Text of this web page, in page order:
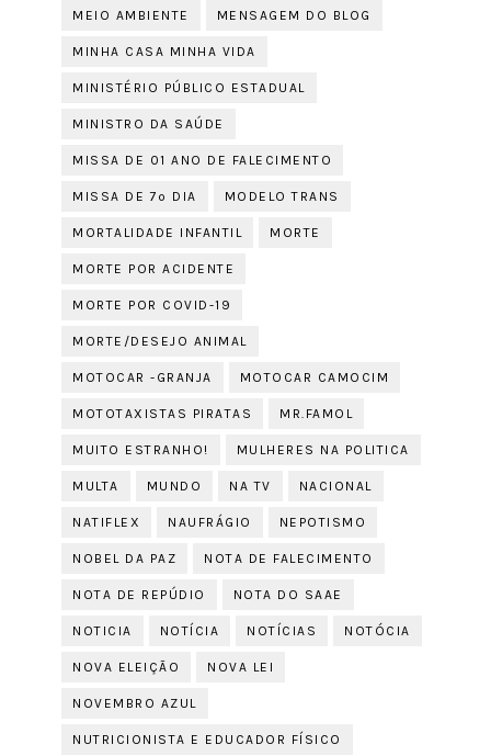
MEIO AMBIENTE MENSAGEM DO BLOG
MINHA CASA MINHA VIDA
MINISTÉRIO PÚBLICO ESTADUAL
MINISTRO DA SAÚDE
MISSA DE 01 ANO DE FALECIMENTO
MISSA DE 7º DIA MODELO TRANS
MORTALIDADE INFANTIL MORTE
MORTE POR ACIDENTE
MORTE POR COVID-19
MORTE/DESEJO ANIMAL
MOTOCAR -GRANJA MOTOCAR CAMOCIM
MOTOTAXISTAS PIRATAS MR.FAMOL
MUITO ESTRANHO! MULHERES NA POLITICA
MULTA MUNDO NA TV NACIONAL
NATIFLEX NAUFRÁGIO NEPOTISMO
NOBEL DA PAZ NOTA DE FALECIMENTO
NOTA DE REPÚDIO NOTA DO SAAE
NOTICIA NOTÍCIA NOTÍCIAS NOTÓCIA
NOVA ELEIÇÃO NOVA LEI
NOVEMBRO AZUL
NUTRICIONISTA E EDUCADOR FÍSICO